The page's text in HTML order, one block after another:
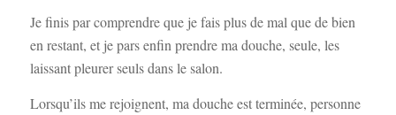
Je finis par comprendre que je fais plus de mal que de bien
en restant, et je pars enfin prendre ma douche, seule, les
laissant pleurer seuls dans le salon.
Lorsqu’ils me rejoignent, ma douche est terminée, personne